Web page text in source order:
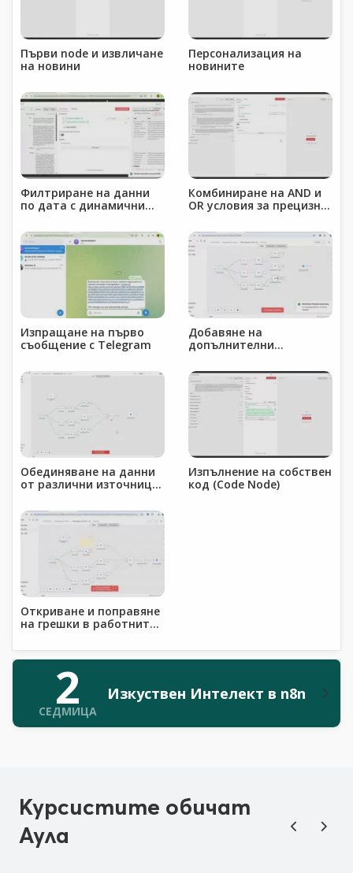
Първи node и извличане
на новини
Персонализация на
новините
Филтриране на данни
по дата с динамични
Комбиниране на AND и
OR условия за прецизно
Изпращане на първо
съобщение с Telegram
Добавяне на
допълнителни
Последователно
изпълнение на
паралелни потоци
Обединяване на данни
от различни източници
Изпълнение на собствен
код (Code Node)
Откриване и поправяне
на грешки в работните
2
СЕДМИЦА
Изкуствен Интелект в n8n
Курсистите обичат
Аула